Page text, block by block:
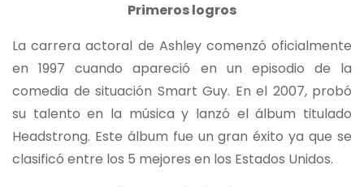
Primeros logros
La carrera actoral de Ashley comenzó oficialmente
en 1997 cuando apareció en un episodio de la
comedia de situación Smart Guy. En el 2007, probó
su talento en la música y lanzó el álbum titulado
Headstrong. Este álbum fue un gran éxito ya que se
clasificó entre los 5 mejores en los Estados Unidos.